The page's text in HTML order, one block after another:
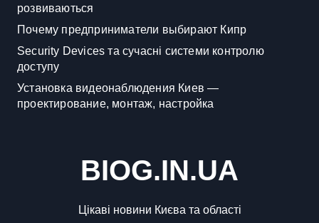
розвиваються
Почему предприниматели выбирают Кипр
Security Devices та сучасні системи контролю
доступу
Установка видеонаблюдения Киев —
проектирование, монтаж, настройка
BIOG.IN.UA
Цікаві новини Києва та області